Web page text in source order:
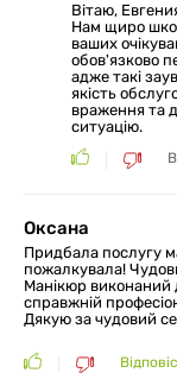
Вітаю,
Нам щиро
ваших
обов'язково
адже такі
якість
враження та
ситуацію.
Оксана
Придбала послугу
пожалкувала!
Манікюр виконаний
справжній
Дякую за чудовий